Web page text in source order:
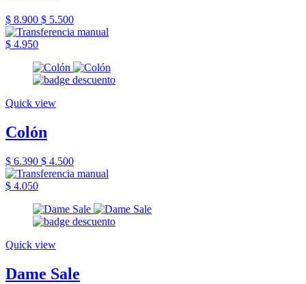
$ 8.900 $ 5.500
$ 4.950
Quick view
Colón
$ 6.390 $ 4.500
$ 4.050
Quick view
Dame Sale